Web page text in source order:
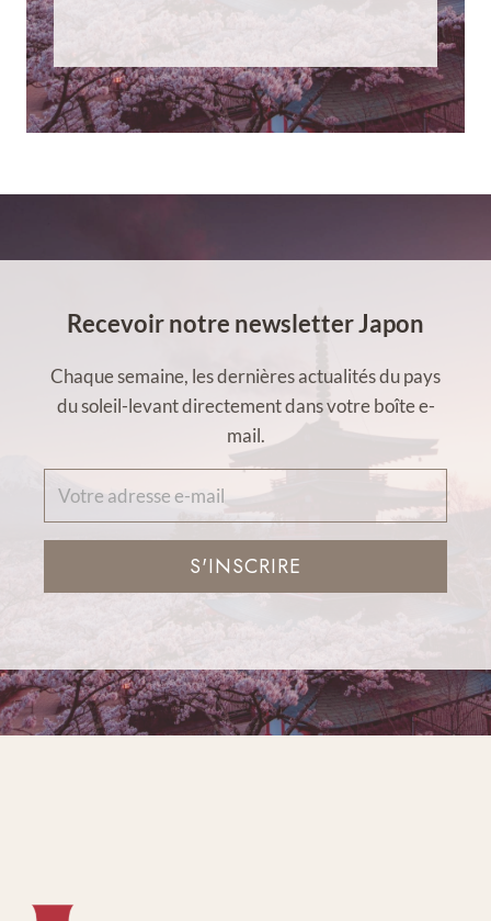
Recevoir notre newsletter Japon
Chaque semaine, les dernières actualités du pays
du soleil-levant directement dans votre boîte e-
mail.
S'INSCRIRE